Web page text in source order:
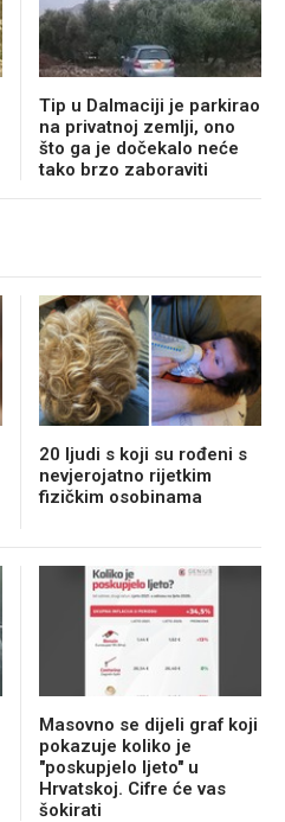
Tip u Dalmaciji je parkirao
na privatnoj zemlji, ono
što ga je dočekalo neće
tako brzo zaboraviti
20 ljudi s koji su rođeni s
nevjerojatno rijetkim
fizičkim osobinama
Masovno se dijeli graf koji
pokazuje koliko je
"poskupjelo ljeto" u
Hrvatskoj. Cifre će vas
šokirati